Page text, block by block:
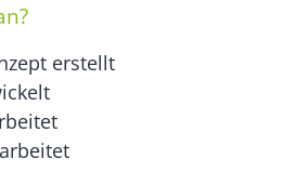
erstellt